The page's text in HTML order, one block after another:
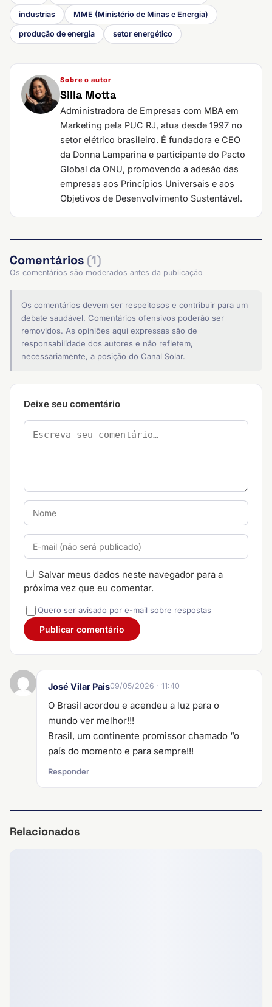
industrias MME (Ministério de Minas e Energia)
produção de energia setor energético
Sobre o autor
Silla Motta
Administradora de Empresas com MBA em
Marketing pela PUC RJ, atua desde 1997 no
setor elétrico brasileiro. É fundadora e CEO
da Donna Lamparina e participante do Pacto
Global da ONU, promovendo a adesão das
empresas aos Princípios Universais e aos
Objetivos de Desenvolvimento Sustentável.
Comentários (1)
Os comentários são moderados antes da publicação
Os comentários devem ser respeitosos e contribuir para um
debate saudável. Comentários ofensivos poderão ser
removidos. As opiniões aqui expressas são de
responsabilidade dos autores e não refletem,
necessariamente, a posição do Canal Solar.
Deixe seu comentário
Salvar meus dados neste navegador para a
próxima vez que eu comentar.
Quero ser avisado por e-mail sobre respostas
José Vilar Pais09/05/2026 · 11:40
O Brasil acordou e acendeu a luz para o
mundo ver melhor!!!
Brasil, um continente promissor chamado “o
país do momento e para sempre!!!
Responder
Relacionados